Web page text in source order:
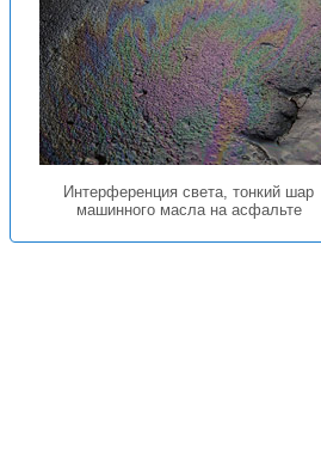
Интерференция света, тонкий шар
машинного масла на асфальте